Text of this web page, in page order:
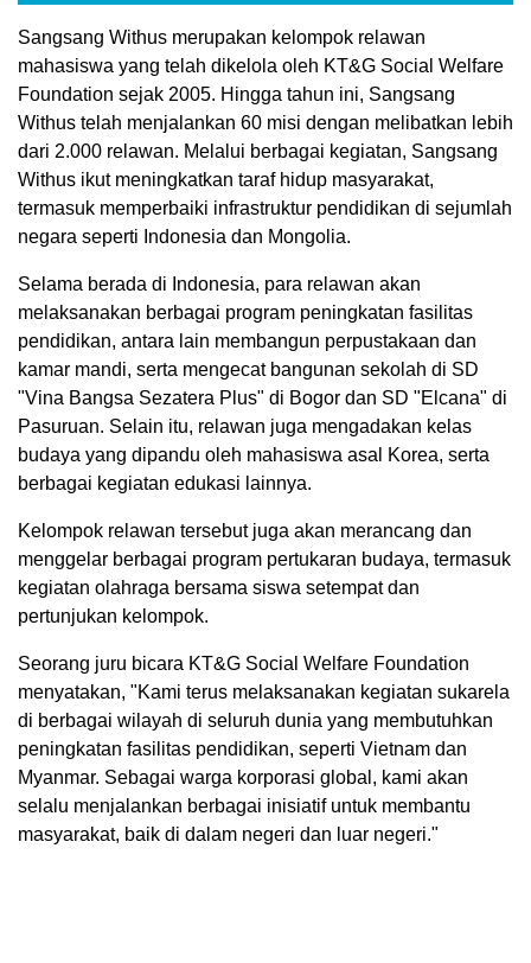
Sangsang Withus merupakan kelompok relawan
mahasiswa yang telah dikelola oleh KT&G Social Welfare
Foundation sejak 2005. Hingga tahun ini, Sangsang
Withus telah menjalankan 60 misi dengan melibatkan lebih
dari 2.000 relawan. Melalui berbagai kegiatan, Sangsang
Withus ikut meningkatkan taraf hidup masyarakat,
termasuk memperbaiki infrastruktur pendidikan di sejumlah
negara seperti Indonesia dan Mongolia.
Selama berada di Indonesia, para relawan akan
melaksanakan berbagai program peningkatan fasilitas
pendidikan, antara lain membangun perpustakaan dan
kamar mandi, serta mengecat bangunan sekolah di SD
"Vina Bangsa Sezatera Plus" di Bogor dan SD "Elcana" di
Pasuruan. Selain itu, relawan juga mengadakan kelas
budaya yang dipandu oleh mahasiswa asal Korea, serta
berbagai kegiatan edukasi lainnya.
Kelompok relawan tersebut juga akan merancang dan
menggelar berbagai program pertukaran budaya, termasuk
kegiatan olahraga bersama siswa setempat dan
pertunjukan kelompok.
Seorang juru bicara KT&G Social Welfare Foundation
menyatakan, "Kami terus melaksanakan kegiatan sukarela
di berbagai wilayah di seluruh dunia yang membutuhkan
peningkatan fasilitas pendidikan, seperti Vietnam dan
Myanmar. Sebagai warga korporasi global, kami akan
selalu menjalankan berbagai inisiatif untuk membantu
masyarakat, baik di dalam negeri dan luar negeri."